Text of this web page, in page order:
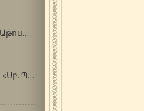
Սբ. Պաիսիոս Աթոսացի Ֆրանսիայում,…
(հատվածներ «Սբ. Պաիսիոս Աթոսացու…